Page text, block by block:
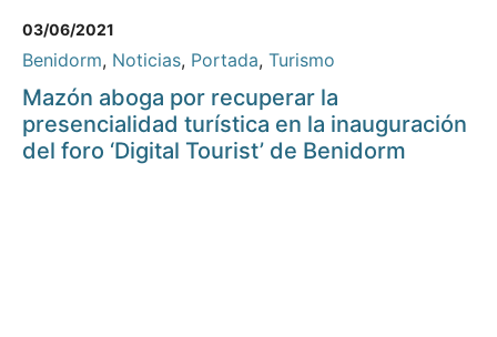
03/06/2021
Benidorm, Noticias, Portada, Turismo
Mazón aboga por recuperar la
presencialidad turística en la inauguración
del foro ‘Digital Tourist’ de Benidorm